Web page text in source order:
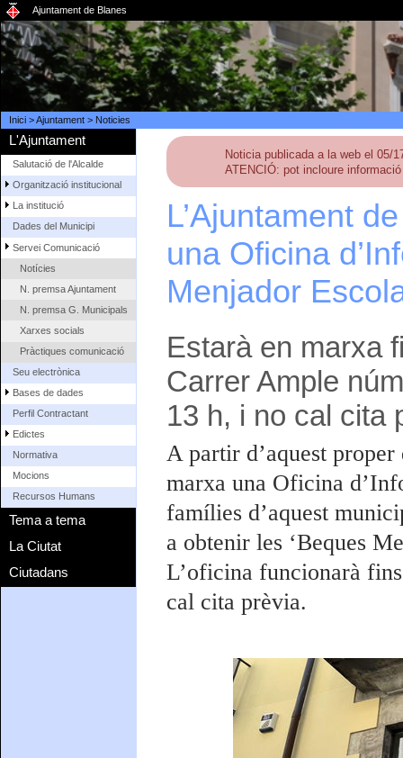
Ajuntament de Blanes
Inici>Ajuntament> Noticies
L'Ajuntament
Salutació de l'Alcalde
Organització institucional
La institució
Dades del Municipi
Servei Comunicació
Notícies
N. premsa Ajuntament
N. premsa G. Municipals
Xarxes socials
Pràctiques comunicació
Seu electrònica
Bases de dades
Perfil Contractant
Edictes
Normativa
Mocions
Recursos Humans
Tema a tema
La Ciutat
Ciutadans
Noticia publicada a la web el 05/
ATENCIÓ: pot incloure
L’Ajuntament
una Oficina
Menjador
Estarà en marxa
Carrer Ample
13 h, i no cal cita
A partir d’aquest
marxa una Oficina
famílies d’aquest
a obtenir les ‘Beques
L’oficina funcionarà
cal cita prèvia.